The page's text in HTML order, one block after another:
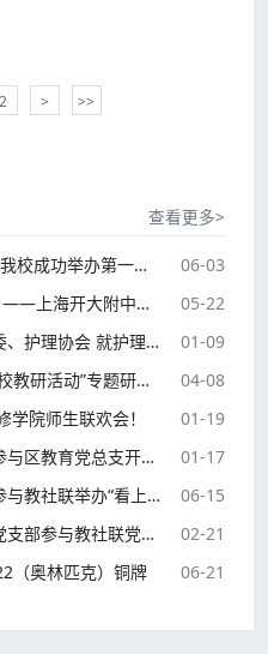
2 > >>
查看更多>
墨韵润初心 书香满校园 ——我校成功举办第一届书法大赛
06-03
“研”途品夏意，“学”中悟成长 ——上海开大附中计算机信息教学点研学活动
05-22
静安区人社局、上海市卫健委、护理协会 就护理相关项目合作对我校进行实地调研
01-09
“思想政治学科主讲教师进我校教研活动”专题研讨会
04-08
院师生联欢会！
01-19
上海市计算机信息进修学院参与区教育党总支开展联组学习交流会-暨党员民主评议生活会
01-17
上海市计算机信息进修学院参与教社联举办“看上海、品上海、爱上海”党建特色活动
06-15
上海市计算机信息进修学院党支部参与教社联党总支举办二十大精神宣讲会，并学习二十大精神-谱写发展新篇章
02-21
（奥林匹克）铜牌
06-21